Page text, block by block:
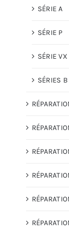
SÉRIE A
SÉRIE P
SÉRIE VX
SÉRIES B